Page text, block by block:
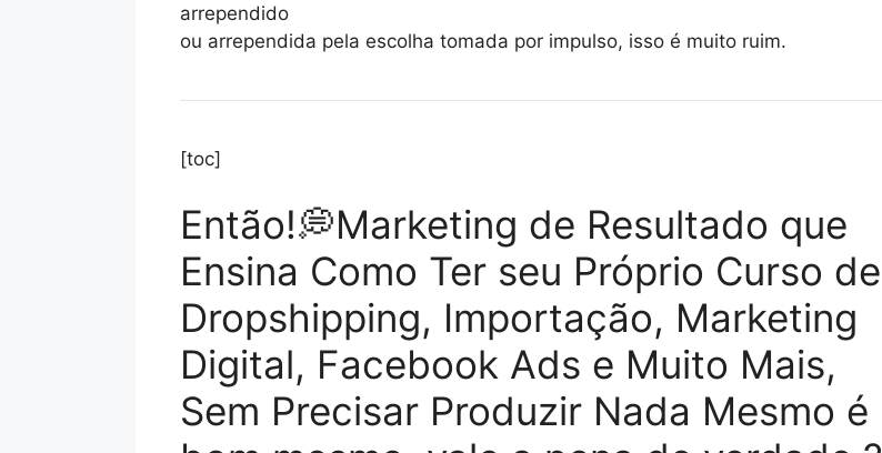
arrependido
ou arrependida pela escolha tomada por impulso, isso é muito ruim.
[toc]
Então!💭Marketing de Resultado que
Ensina Como Ter seu Próprio Curso de
Dropshipping, Importação, Marketing
Digital, Facebook Ads e Muito Mais,
Sem Precisar Produzir Nada Mesmo é